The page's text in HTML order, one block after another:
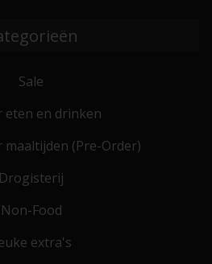
Sale
eten en drinken
maaltijden (Pre-Order)
Drogisterij
Non-Food
extra's